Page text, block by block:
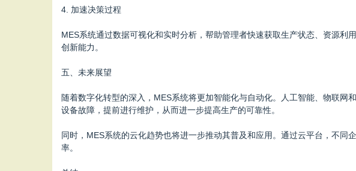
4. 加速决策过程
MES系统通过数据可视化和实时分析，帮助管理者快速获取生产状态、资源
创新能力。
五、未来展望
随着数字化转型的深入，MES系统将更加智能化与自动化。人工智能、物联
设备故障，提前进行维护，从而进一步提高生产的可靠性。
同时，MES系统的云化趋势也将进一步推动其普及和应用。通过云平台，不
率。